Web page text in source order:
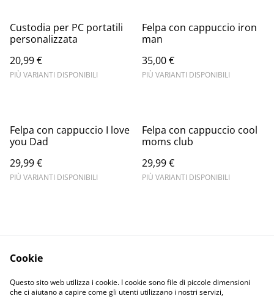
Custodia per PC portatili
personalizzata
20,99 €
PIÙ VARIANTI DISPONIBILI
Felpa con cappuccio iron
man
35,00 €
PIÙ VARIANTI DISPONIBILI
Felpa con cappuccio I love
you Dad
29,99 €
PIÙ VARIANTI DISPONIBILI
Felpa con cappuccio cool
moms club
29,99 €
PIÙ VARIANTI DISPONIBILI
Informativa sulla
privacy
Terms and
conditions
Cookie
Questo sito web utilizza i cookie. I cookie sono file di piccole dimensioni
che ci aiutano a capire come gli utenti utilizzano i nostri servizi,